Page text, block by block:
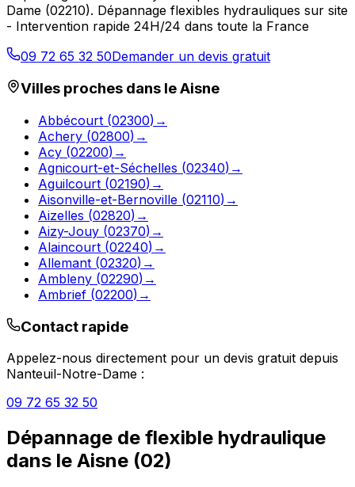
Dame (02210). Dépannage flexibles hydrauliques sur site
- Intervention rapide 24H/24 dans toute la France
09 72 65 32 50Demander un devis gratuit
Villes proches dans leAisne
Abbécourt (02300) →
Achery (02800) →
Acy (02200) →
Agnicourt-et-Séchelles (02340) →
Aguilcourt (02190) →
Aisonville-et-Bernoville (02110) →
Aizelles (02820) →
Aizy-Jouy (02370) →
Alaincourt (02240) →
Allemant (02320) →
Ambleny (02290) →
Ambrief (02200) →
Contact rapide
Appelez-nous directement pour un devis gratuit depuis
Nanteuil-Notre-Dame :
09 72 65 32 50
Dépannage de flexible hydraulique
dans le Aisne (02)